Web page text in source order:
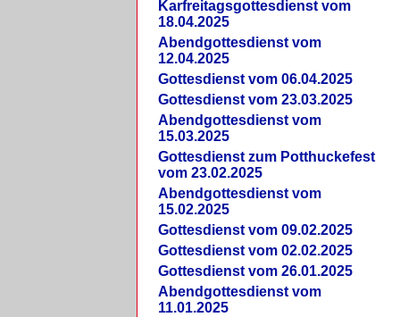
Karfreitagsgottesdienst vom
18.04.2025
Abendgottesdienst vom
12.04.2025
Gottesdienst vom 06.04.2025
Gottesdienst vom 23.03.2025
Abendgottesdienst vom
15.03.2025
Gottesdienst zum Potthuckefest
vom 23.02.2025
Abendgottesdienst vom
15.02.2025
Gottesdienst vom 09.02.2025
Gottesdienst vom 02.02.2025
Gottesdienst vom 26.01.2025
Abendgottesdienst vom
11.01.2025